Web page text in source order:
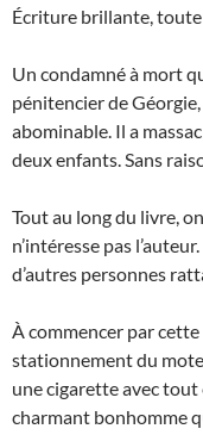
Écriture brillante,
Un condamné à mort
pénitencier de
abominable. Il a
deux enfants. Sans
Tout au long du livre,
n’intéresse pas
d’autres personnes
À commencer par cette
stationnement du
une cigarette avec
charmant bonhomme